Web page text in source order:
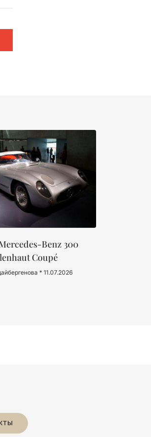
Benz 300
Coupé
11.07.2026